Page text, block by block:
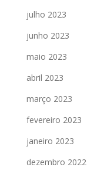
julho 2023
junho 2023
maio 2023
abril 2023
março 2023
fevereiro 2023
janeiro 2023
dezembro 2022